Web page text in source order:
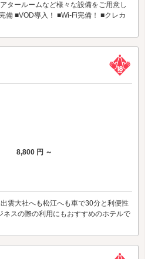
タールームなど様々な設備をご用意し
備 ■VOD導入！ ■Wi-Fi完備！ ■クレカ
8,800 円 ～
雲大社へも松江へも車で30分と利便性
スの際の利用にもおすすめのホテルで